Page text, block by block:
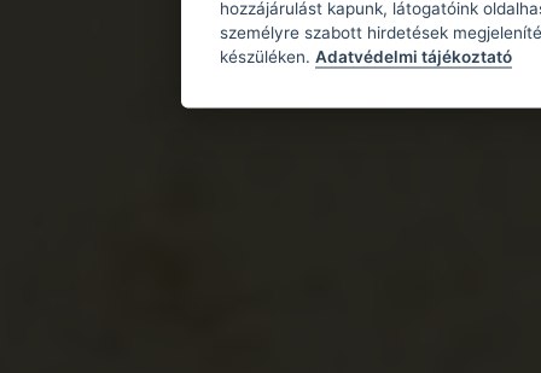
hozzájárulást kapunk, látogatóink
személyre szabott hirdetések
készüléken. Adatvédelmi tájékoztató